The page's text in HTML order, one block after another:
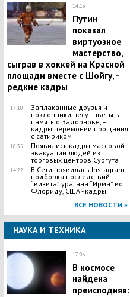
14:13
Путин
показал
виртуозное
мастерство,
сыграв в хоккей на Красной
площади вместе с Шойгу, -
редкие кадры
17:10
Заплаканные друзья и
поклонники несут цветы в
память о Задорнове, –
кадры церемонии прощания
с сатириком
18:35
Появились кадры массовой
эвакуации людей из
торговых центров Сургута
14:22
В Сети появилась Іnstagram-
подборка последствий
“визита” урагана “Ирма” во
Флориду, США - кадры
ВСЕ НОВОСТИ »
НАУКА И ТЕХНИКА
17:06
В космосе
найдена
преисподняя: